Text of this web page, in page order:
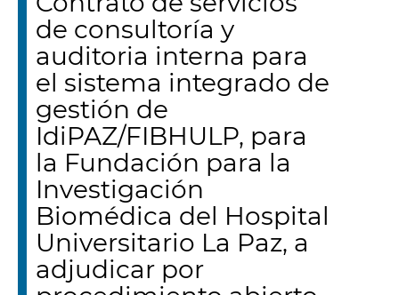
de consultoría y
auditoria interna para
el sistema integrado de
gestión de
IdiPAZ/FIBHULP, para
la Fundación para la
Investigación
Biomédica del Hospital
Universitario La Paz, a
adjudicar por